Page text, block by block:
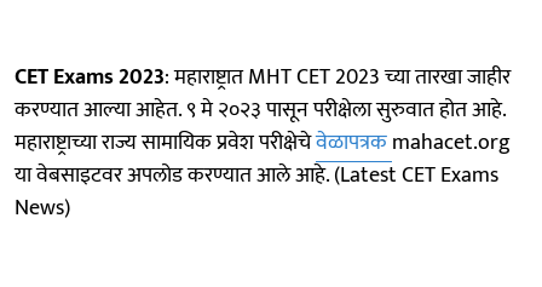
CET Exams 2023: महाराष्ट्रात MHT CET 2023 च्या तारखा जाहीर
करण्यात आल्या आहेत. ९ मे २०२३ पासून परीक्षेला सुरुवात होत आहे.
महाराष्ट्राच्या राज्य सामायिक प्रवेश परीक्षेचेवेळापत्रकmahacet.org
या वेबसाइटवर अपलोड करण्यात आले आहे. (Latest CET Exams
News)